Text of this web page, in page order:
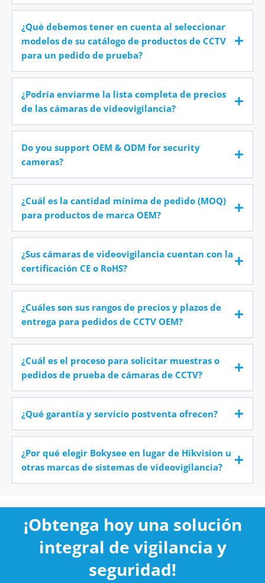
¿Qué debemos tener en cuenta al seleccionar
modelos de su catálogo de productos de CCTV
para un pedido de prueba?
¿Podría enviarme la lista completa de precios
de las cámaras de videovigilancia?
Do you support OEM & ODM for security
cameras?
¿Cuál es la cantidad mínima de pedido (MOQ)
para productos de marca OEM?
¿Sus cámaras de videovigilancia cuentan con la
certificación CE o RoHS?
¿Cuáles son sus rangos de precios y plazos de
entrega para pedidos de CCTV OEM?
¿Cuál es el proceso para solicitar muestras o
pedidos de prueba de cámaras de CCTV?
¿Qué garantía y servicio postventa ofrecen?
¿Por qué elegir Bokysee en lugar de Hikvision u
otras marcas de sistemas de videovigilancia?
¡Obtenga hoy una solución
integral de vigilancia y
seguridad!